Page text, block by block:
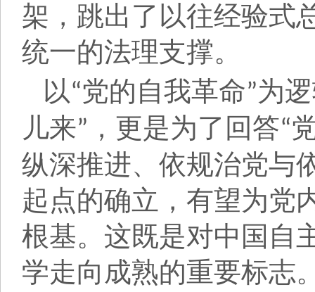
架，跳出了以往经验式
统一的法理支撑。
以“党的自我革命”为
儿来” ，更是为了回答“
纵深推进、依规治党与
起点的确立，有望为党
根基。这既是对中国自
学走向成熟的重要标志